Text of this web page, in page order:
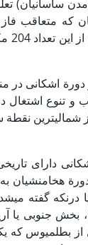
که متعاقب
و تنوع
شمالی­ترین
دورة
بخش جنوبی
به نقل از